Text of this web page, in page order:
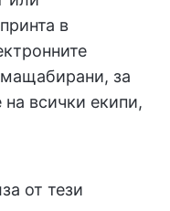
в
за
всички екипи,
от тези